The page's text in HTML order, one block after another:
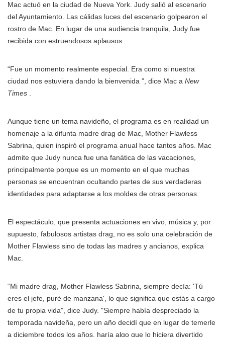
Mac actuó en la ciudad de Nueva York. Judy salió al escenario
del Ayuntamiento. Las cálidas luces del escenario golpearon el
rostro de Mac. En lugar de una audiencia tranquila, Judy fue
recibida con estruendosos aplausos.
“Fue un momento realmente especial. Era como si nuestra
ciudad nos estuviera dando la bienvenida ”, dice Mac a New
Times
Aunque tiene un tema navideño, el programa es en realidad un
homenaje a la difunta madre drag de Mac, Mother Flawless
Sabrina, quien inspiró el programa anual hace tantos años. Mac
admite que Judy nunca fue una fanática de las vacaciones,
principalmente porque es un momento en el que muchas
personas se encuentran ocultando partes de sus verdaderas
identidades para adaptarse a los moldes de otras personas.
El espectáculo, que presenta actuaciones en vivo, música y, por
supuesto, fabulosos artistas drag, no es solo una celebración de
Mother Flawless sino de todas las madres y ancianos, explica
Mac.
“Mi madre drag, Mother Flawless Sabrina, siempre decía: 'Tú
eres el jefe, puré de manzana', lo que significa que estás a cargo
de tu propia vida”, dice Judy. "Siempre había despreciado la
temporada navideña, pero un año decidí que en lugar de temerle
a diciembre todos los años, haría algo que lo hiciera divertido